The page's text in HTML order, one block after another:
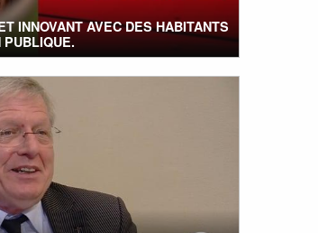
INNOVANT AVEC DES HABITANTS
PUBLIQUE.